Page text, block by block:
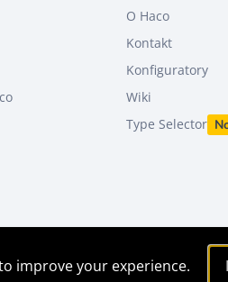
improve your experience.
O Haco
Kontakt
Konfiguratory
Wiki
Type Selector